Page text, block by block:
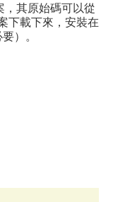
，其原始碼可以從
下載下來，安裝在
）。